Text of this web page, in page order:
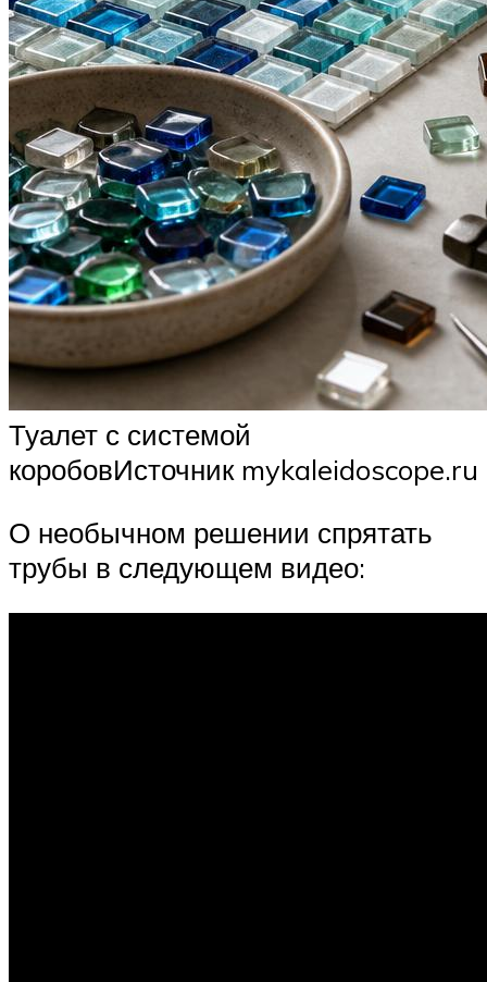
Туалет с системой
коробовИсточник mykaleidoscope.ru
О необычном решении спрятать
трубы в следующем видео: